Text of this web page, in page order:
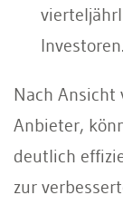
Investoren.
Nach Ansicht
Anbieter,
deutlich
zur